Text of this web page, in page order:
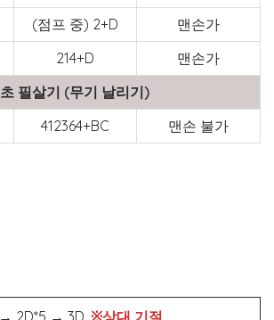
(점프 중) 2+D
맨손가
214+D
맨손가
초 필살기 (무기 날리기)
412364+BC 맨손 불가
→ 2D*5 → 3D ※상대 기절